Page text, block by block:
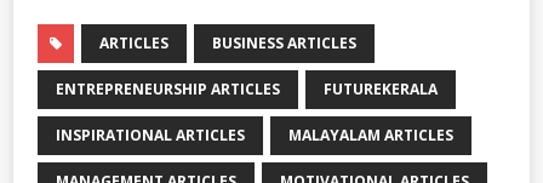
ARTICLES BUSINESS ARTICLES
ENTREPRENEURSHIP ARTICLES FUTUREKERALA
INSPIRATIONAL ARTICLES MALAYALAM ARTICLES